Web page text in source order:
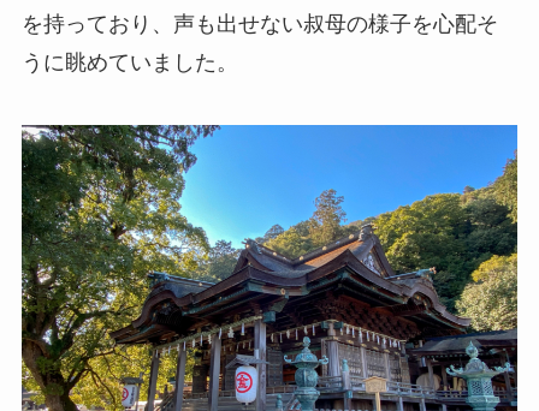
を持っており、声も出せない叔母の様子を心配そ
うに眺めていました。